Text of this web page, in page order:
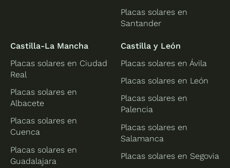
Placas solares en
Santander
Castilla-La Mancha
Placas solares en Ciudad
Real
Placas solares en
Albacete
Placas solares en
Cuenca
Placas solares en
Guadalajara
Castilla y León
Placas solares en Ávila
Placas solares en León
Placas solares en
Palencia
Placas solares en
Salamanca
Placas solares en Segovia